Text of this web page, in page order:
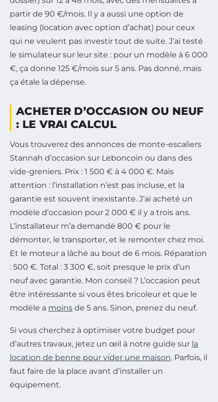
partir de 90 €/mois. Il y a aussi une option de
leasing (location avec option d’achat) pour ceux
qui ne veulent pas investir tout de suite. J’ai testé
le simulateur sur leur site : pour un modèle à 6 000
€, ça donne 125 €/mois sur 5 ans. Pas donné, mais
ça étale la dépense.
ACHETER D’OCCASION OU NEUF
: LE VRAI CALCUL
Vous trouverez des annonces de monte-escaliers
Stannah d’occasion sur Leboncoin ou dans des
vide-greniers. Prix : 1 500 € à 4 000 €. Mais
attention : l’installation n’est pas incluse, et la
garantie est souvent inexistante. J’ai acheté un
modèle d’occasion pour 2 000 € il y a trois ans.
L’installateur m’a demandé 800 € pour le
démonter, le transporter, et le remonter chez moi.
Et le moteur a lâché au bout de 6 mois. Réparation
: 500 €. Total : 3 300 €, soit presque le prix d’un
neuf avec garantie. Mon conseil ? L’occasion peut
être intéressante si vous êtes bricoleur et que le
modèle a moins de 5 ans. Sinon, prenez du neuf.
Si vous cherchez à optimiser votre budget pour
d’autres travaux, jetez un œil à notre guide sur la
location de benne pour vider une maison. Parfois, il
faut faire de la place avant d’installer un
équipement.